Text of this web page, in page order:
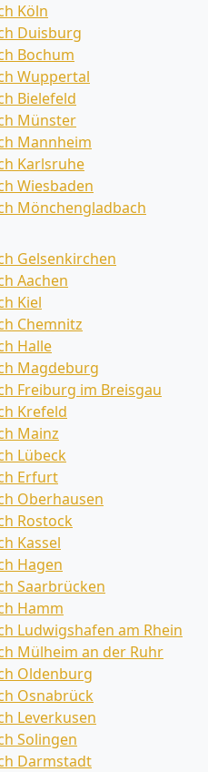
Köln
Duisburg
Bochum
Wuppertal
Bielefeld
Münster
Mannheim
Karlsruhe
Wiesbaden
Mönchen­gladbach
Gelsenkirchen
Aachen
Kiel
Chemnitz
Halle
Magdeburg
Freiburg im Breisgau
Krefeld
Mainz
Lübeck
Erfurt
Oberhausen
Rostock
Kassel
Hagen
Saarbrücken
Hamm
Ludwigshafen am Rhein
Mülheim an der Ruhr
Oldenburg
Osnabrück
Leverkusen
Solingen
Darmstadt